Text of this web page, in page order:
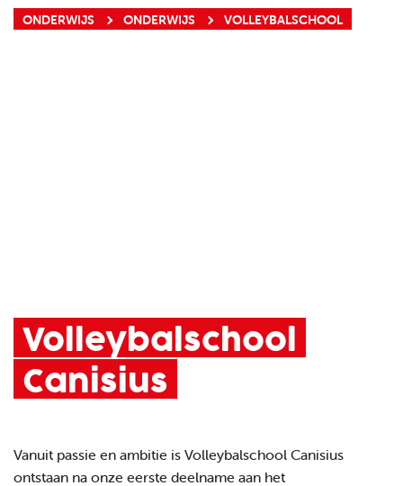
ONDERWIJS ONDERWIJS VOLLEYBALSCHOOL
Volleybalschool
Canisius
Vanuit passie en ambitie is Volleybalschool Canisius
ontstaan na onze eerste deelname aan het